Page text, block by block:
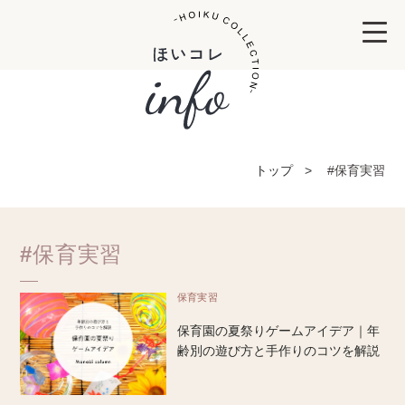
トップ #保育実習
#保育実習
保育実習
保育園の夏祭りゲームアイデア｜年
齢別の遊び方と手作りのコツを解説